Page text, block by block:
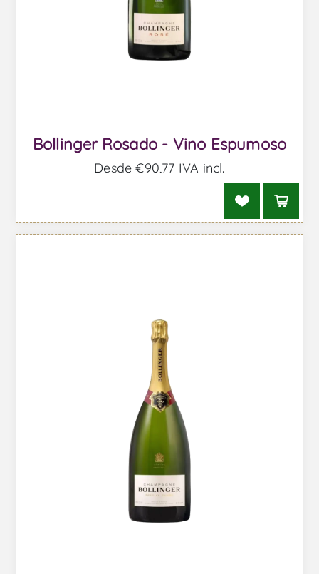
Bollinger Rosado - Vino Espumoso
Desde €90,77 IVA incl.